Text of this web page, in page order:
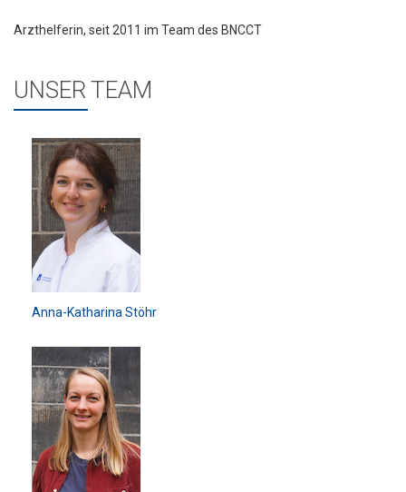
Arzthelferin, seit 2011 im Team des BNCCT
UNSER TEAM
Anna-Katharina Stöhr